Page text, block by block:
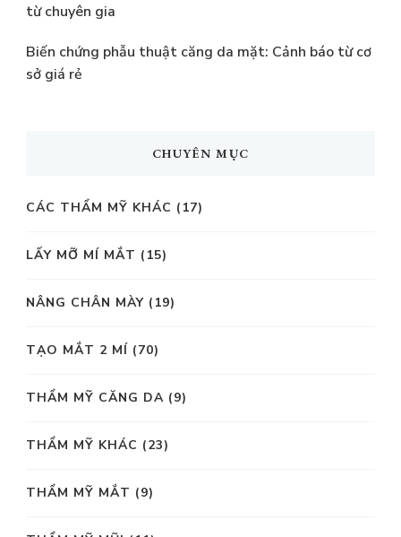
từ chuyên gia
Biến chứng phẫu thuật căng da mặt: Cảnh báo từ cơ
sở giá rẻ
CHUYÊN MỤC
CÁC THẨM MỸ KHÁC (17)
LẤY MỠ MÍ MẮT (15)
NÂNG CHÂN MÀY (19)
TẠO MẮT 2 MÍ (70)
THẨM MỸ CĂNG DA (9)
THẨM MỸ KHÁC (23)
THẨM MỸ MẮT (9)